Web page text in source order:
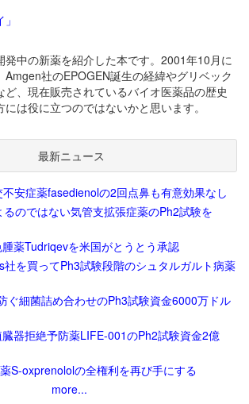
発中の新薬を紹介した本です。2001年10月に
Amgen社のEPOGEN誕生の経緯やグリベック
ど、現在販売されているバイオ医薬品の歴史
は役に立つのではないかと思います。
最新ニュース
安症薬fasedienolの2回点鼻も有意効果なし
のではない気管支拡張症薬のPh2試験を
薬Tudriqevを米国がとうとう承認
社を買ってPh3試験段階のシュタルガルト病薬
ぐ細菌詰め合わせのPh3試験資金6000万ドル
器拒絶予防薬LIFE-001のPh2試験資金2億
S-oxprenololの全権利を再び手にする
more...